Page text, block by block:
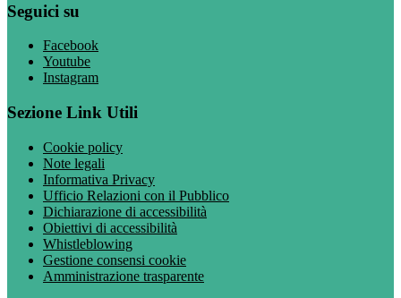
Seguici su
Facebook
Youtube
Instagram
Sezione Link Utili
Cookie policy
Note legali
Informativa Privacy
Ufficio Relazioni con il Pubblico
Dichiarazione di accessibilità
Obiettivi di accessibilità
Whistleblowing
Gestione consensi cookie
Amministrazione trasparente